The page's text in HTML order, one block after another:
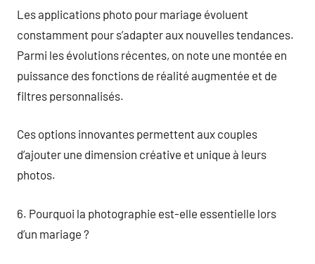
Les applications photo pour mariage évoluent
constamment pour s’adapter aux nouvelles tendances.
Parmi les évolutions récentes, on note une montée en
puissance des fonctions de réalité augmentée et de
filtres personnalisés.
Ces options innovantes permettent aux couples
d’ajouter une dimension créative et unique à leurs
photos.
6. Pourquoi la photographie est-elle essentielle lors
d’un mariage ?